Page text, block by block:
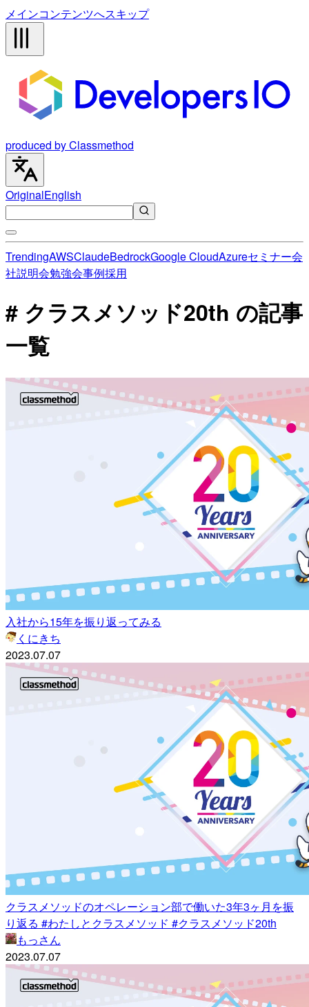
メインコンテンツへスキップ
produced by Classmethod
OriginalEnglish
TrendingAWSClaudeBedrockGoogle CloudAzureセミナー会
社説明会勉強会事例採用
# クラスメソッド20th の記事
一覧
入社から15年を振り返ってみる
くにきち
2023.07.07
クラスメソッドのオペレーション部で働いた3年3ヶ月を振
り返る #わたしとクラスメソッド #クラスメソッド20th
もっさん
2023.07.07